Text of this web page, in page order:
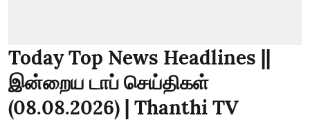
Today Top News Headlines ||
இன்றைய டாப் செய்திகள்
(08.08.2026) | Thanthi TV